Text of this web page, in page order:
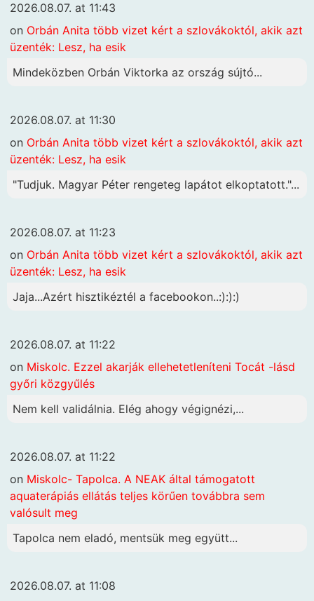
2026.08.07. at 11:43
on Orbán Anita több vizet kért a szlovákoktól, akik azt
üzenték: Lesz, ha esik
Mindeközben Orbán Viktorka az ország sújtó...
2026.08.07. at 11:30
on Orbán Anita több vizet kért a szlovákoktól, akik azt
üzenték: Lesz, ha esik
"Tudjuk. Magyar Péter rengeteg lapátot elkoptatott."...
2026.08.07. at 11:23
on Orbán Anita több vizet kért a szlovákoktól, akik azt
üzenték: Lesz, ha esik
Jaja...Azért hisztikéztél a facebookon..:):):)
2026.08.07. at 11:22
on Miskolc. Ezzel akarják ellehetetleníteni Tocát -lásd
győri közgyűlés
Nem kell validálnia. Elég ahogy végignézi,...
2026.08.07. at 11:22
on Miskolc- Tapolca. A NEAK által támogatott
aquaterápiás ellátás teljes körűen továbbra sem
valósult meg
Tapolca nem eladó, mentsük meg együtt...
2026.08.07. at 11:08